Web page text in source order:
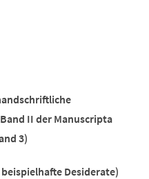
II der Manuscripta
3)
Desiderate)